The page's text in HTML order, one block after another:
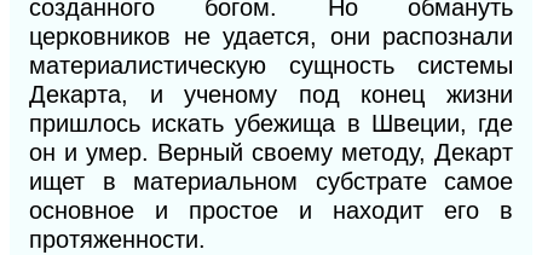
созданного богом. Но обмануть
церковников не удается, они распознали
материалистическую сущность системы
Декарта, и ученому под конец жизни
пришлось искать убежища в Швеции, где
он и умер. Верный своему методу, Декарт
ищет в материальном субстрате самое
основное и простое и находит его в
протяженности.